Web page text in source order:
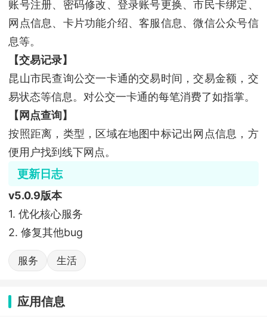
账号注册、密码修改、登录账号更换、市民卡绑定、
网点信息、卡片功能介绍、客服信息、微信公众号信
息等。
【交易记录】
昆山市民查询公交一卡通的交易时间，交易金额，交
易状态等信息。对公交一卡通的每笔消费了如指掌。
【网点查询】
按照距离，类型，区域在地图中标记出网点信息，方
便用户找到线下网点。
更新日志
v5.0.9版本
1. 优化核心服务
2. 修复其他bug
服务 生活
应用信息